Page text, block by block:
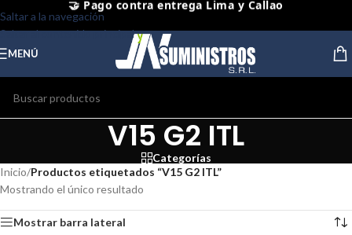
Saltar a la navegación
Saltar al contenido principal
⭐ Productos Originales y Nuevos
MENÚ
V15 G2 ITL
Categorías
Inicio/Productos etiquetados “V15 G2 ITL”
Mostrando el único resultado
Mostrar barra lateral